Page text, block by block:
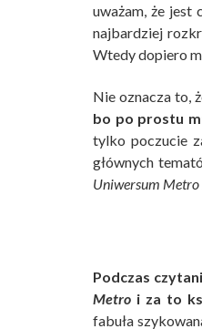
uważam, że jest
najbardziej
Wtedy dopiero
Nie oznacza to,
bo po prostu
tylko poczucie
głównych
Uniwersum
Podczas
Metro i za to
fabuła